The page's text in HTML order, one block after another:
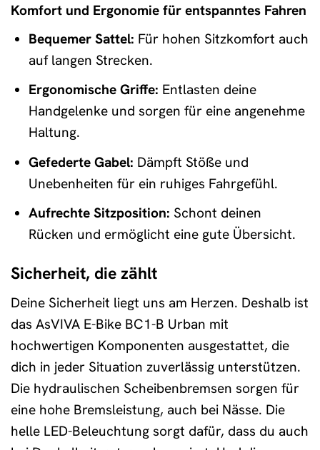
Komfort und Ergonomie für entspanntes Fahren
Bequemer Sattel: Für hohen Sitzkomfort auch
auf langen Strecken.
Ergonomische Griffe: Entlasten deine
Handgelenke und sorgen für eine angenehme
Haltung.
Gefederte Gabel: Dämpft Stöße und
Unebenheiten für ein ruhiges Fahrgefühl.
Aufrechte Sitzposition: Schont deinen
Rücken und ermöglicht eine gute Übersicht.
Sicherheit, die zählt
Deine Sicherheit liegt uns am Herzen. Deshalb ist
das AsVIVA E-Bike BC1-B Urban mit
hochwertigen Komponenten ausgestattet, die
dich in jeder Situation zuverlässig unterstützen.
Die hydraulischen Scheibenbremsen sorgen für
eine hohe Bremsleistung, auch bei Nässe. Die
helle LED-Beleuchtung sorgt dafür, dass du auch